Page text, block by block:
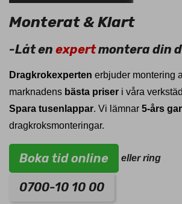
Monterat & Klart
-Låt en expertmontera din
Dragkrokexperten erbjuder montering
marknadens bästa priser i våra
Spara tusenlappar. Vi lämnar 5-års
dragkroksmonteringar.
Boka tid online eller ring
0700-10 10 00